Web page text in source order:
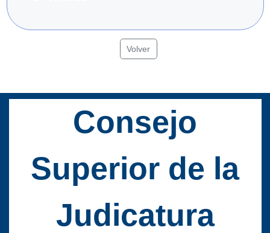
Volver
Consejo
Superior de la
Judicatura